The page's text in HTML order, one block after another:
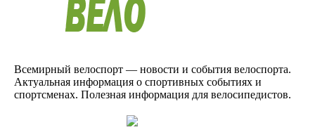
Всемирный велоспорт — новости и события велоспорта.
Актуальная информация о спортивных событиях и
спортсменах. Полезная информация для велосипедистов.